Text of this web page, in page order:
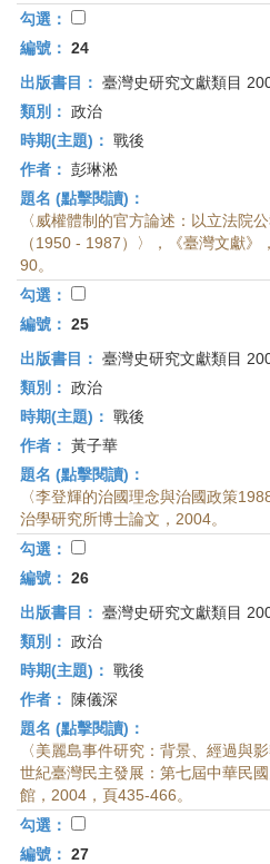
勾選：
編號： 24
出版書目： 臺灣史研究文獻類目
類別： 政治
時期(主題)： 戰後
作者： 彭琳淞
題名 (點擊閱讀)：
〈威權體制的官方論述：以立法院
（1950 - 1987）〉，《臺灣文獻
90。
勾選：
編號： 25
出版書目： 臺灣史研究文獻類目
類別： 政治
時期(主題)： 戰後
作者： 黃子華
題名 (點擊閱讀)：
〈李登輝的治國理念與治國政策
治學研究所博士論文，2004。
勾選：
編號： 26
出版書目： 臺灣史研究文獻類目
類別： 政治
時期(主題)： 戰後
作者：
陳儀深
題名 (點擊閱讀)：
〈美麗島事件研究：背景、經過與
世紀臺灣民主發展：第七屆中華民
館，2004，頁435-466。
勾選：
編號： 27